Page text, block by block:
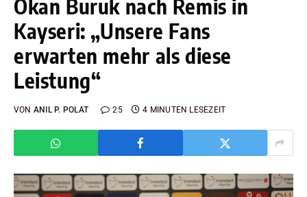
Okan Buruk nach Remis in
Kayseri: „Unsere Fans
erwarten mehr als diese
Leistung“
VON ANIL P. POLAT 25 4 MINUTEN LESEZEIT